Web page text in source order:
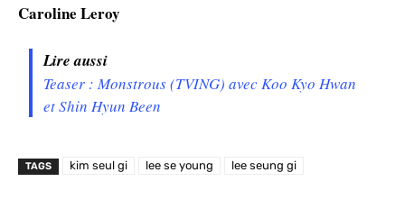
Caroline Leroy
Lire aussi
Teaser : Monstrous (TVING) avec Koo Kyo Hwan
et Shin Hyun Been
TAGS kim seul gi lee se young lee seung gi